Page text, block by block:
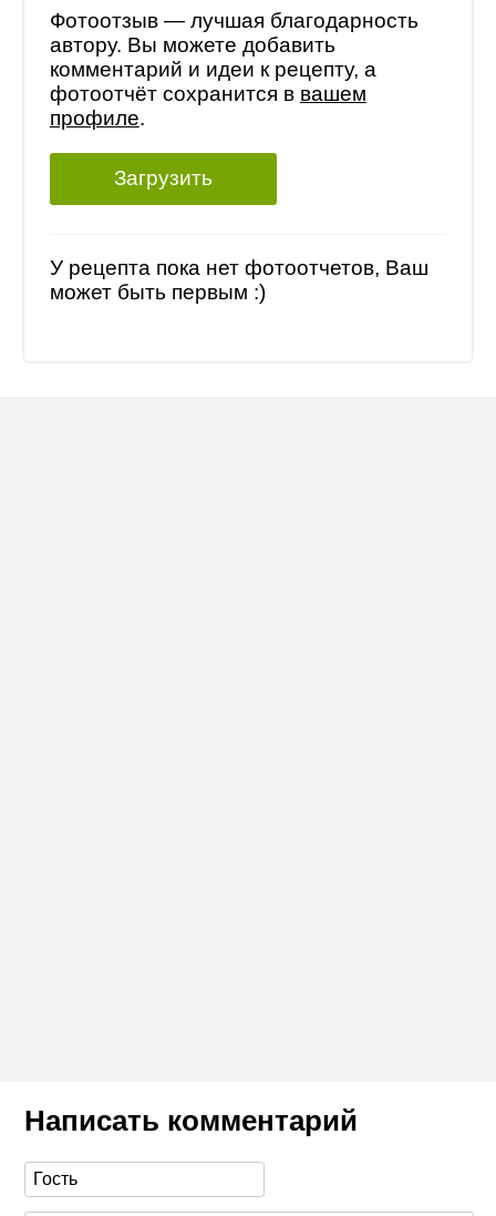
Фотоотзыв — лучшая благодарность
автору. Вы можете добавить
комментарий и идеи к рецепту, а
фотоотчёт сохранится в вашем
профиле.
Загрузить
У рецепта пока нет фотоотчетов, Ваш
может быть первым :)
Написать комментарий